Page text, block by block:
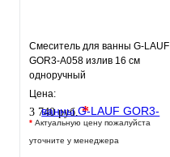
Смеситель для ванны G-LAUF
GOR3-A058 излив 16 см
одноручный
Цена:
3 740 руб.*
* Актуальную цену пожалуйста
уточните у менеджера